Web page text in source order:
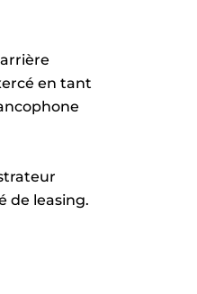
i
n
en tant
de leasing.